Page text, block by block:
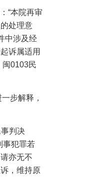
“本院再审
处理意
中涉及经
诉属适用
闽0103民
步解释，
判决
事犯罪若
亦无不
，维持原